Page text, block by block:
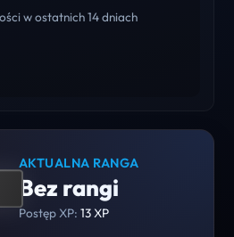
w ostatnich 14 dniach
AKTUALNA RANGA
Bez rangi
Postęp XP: 13 XP